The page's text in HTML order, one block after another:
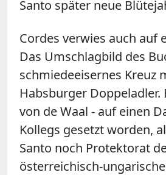
Santo später neue
Cordes verwies auch auf
Das Umschlagbild des
schmiedeeisernes Kreuz
Habsburger Doppeladler.
von de Waal - auf einen
Kollegs gesetzt worden,
Santo noch Protektorat
österreichisch-